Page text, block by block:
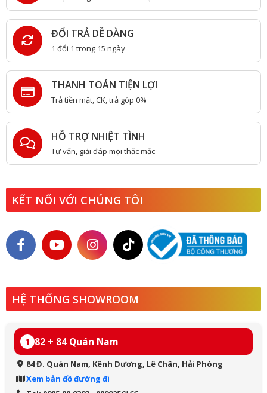
ĐỔI TRẢ DỄ DÀNG
1 đổi 1 trong 15 ngày
THANH TOÁN TIỆN LỢI
Trả tiền mặt, CK, trả góp 0%
HỖ TRỢ NHIỆT TÌNH
Tư vấn, giải đáp mọi thắc mắc
KẾT NỐI VỚI CHÚNG TÔI
HỆ THỐNG SHOWROOM
1 82 + 84 Quán Nam
84 Đ. Quán Nam, Kênh Dương, Lê Chân, Hải Phòng
Xem bản đồ đường đi